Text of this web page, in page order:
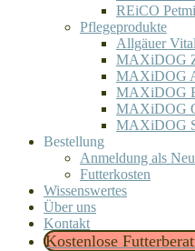
REiCO
Pflegeprodukte
Allgäuer
MAXiDOG
MAXiDOG
MAXiDOG
MAXiDOG
MAXiDOG
Bestellung
Anmeldung als
Futterkosten
Wissenswertes
Über uns
Kontakt
Kostenlose